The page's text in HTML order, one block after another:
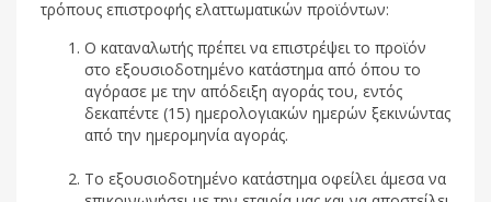
τρόπους επιστροφής ελαττωματικών προϊόντων:
Ο καταναλωτής πρέπει να επιστρέψει το προϊόν
στο εξουσιοδοτημένο κατάστημα από όπου το
αγόρασε με την απόδειξη αγοράς του, εντός
δεκαπέντε (15) ημερολογιακών ημερών ξεκινώντας
από την ημερομηνία αγοράς.
Το εξουσιοδοτημένο κατάστημα οφείλει άμεσα να